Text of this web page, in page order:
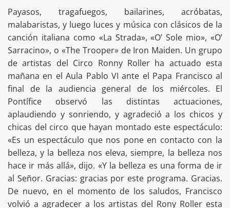
Payasos, tragafuegos, bailarines, acróbatas,
malabaristas, y luego luces y música con clásicos de la
canción italiana como «La Strada», «O’ Sole mio», «O’
Sarracino», o «The Trooper» de Iron Maiden. Un grupo
de artistas del Circo Ronny Roller ha actuado esta
mañana en el Aula Pablo VI ante el Papa Francisco al
final de la audiencia general de los miércoles. El
Pontífice observó las distintas actuaciones,
aplaudiendo y sonriendo, y agradeció a los chicos y
chicas del circo que hayan montado este espectáculo:
«Es un espectáculo que nos pone en contacto con la
belleza, y la belleza nos eleva, siempre, la belleza nos
hace ir más allá», dijo. «Y la belleza es una forma de ir
al Señor. Gracias: gracias por este programa. Gracias.
De nuevo, en el momento de los saludos, Francisco
volvió a agradecer a los artistas del Rony Roller esta